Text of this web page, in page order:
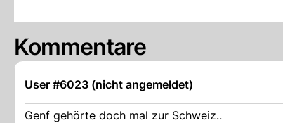
Kommentare
User #6023 (nicht angemeldet)
Genf gehörte doch mal zur Schweiz..